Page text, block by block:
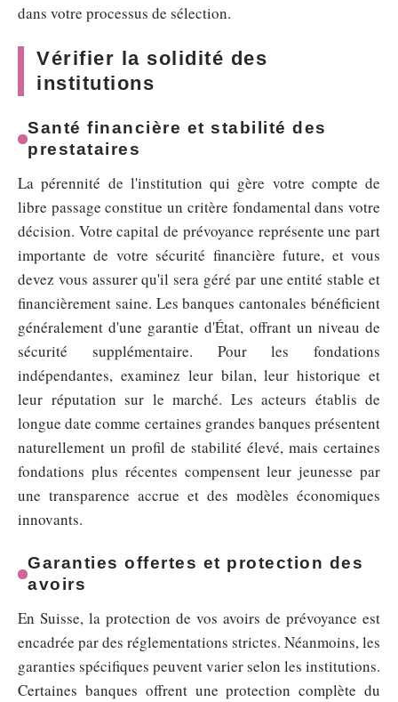
dans votre processus de sélection.
Vérifier la solidité des
institutions
Santé financière et stabilité des
prestataires
La pérennité de l'institution qui gère votre compte de
libre passage constitue un critère fondamental dans votre
décision. Votre capital de prévoyance représente une part
importante de votre sécurité financière future, et vous
devez vous assurer qu'il sera géré par une entité stable et
financièrement saine. Les banques cantonales bénéficient
généralement d'une garantie d'État, offrant un niveau de
sécurité supplémentaire. Pour les fondations
indépendantes, examinez leur bilan, leur historique et
leur réputation sur le marché. Les acteurs établis de
longue date comme certaines grandes banques présentent
naturellement un profil de stabilité élevé, mais certaines
fondations plus récentes compensent leur jeunesse par
une transparence accrue et des modèles économiques
innovants.
Garanties offertes et protection des
avoirs
En Suisse, la protection de vos avoirs de prévoyance est
encadrée par des réglementations strictes. Néanmoins, les
garanties spécifiques peuvent varier selon les institutions.
Certaines banques offrent une protection complète du